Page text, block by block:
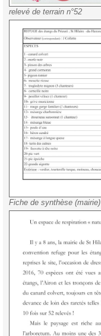
relevé de terrain n°52
Fiche de synthèse (mairie)